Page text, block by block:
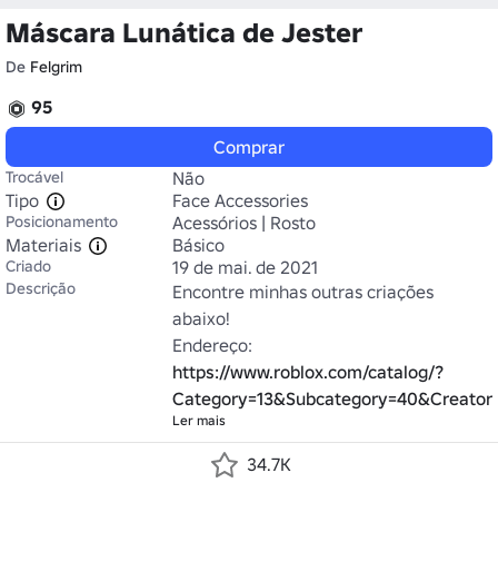
Máscara Lunática de Jester
De Felgrim
95
Comprar
Trocável
Não
Tipo
Face Accessories
Posicionamento
Acessórios | Rosto
Materiais
Básico
Criado 19 de mai. de 2021
Descrição
Encontre minhas outras criações
abaixo!
https://www.roblox.com/catalog/?
Ler mais
34.7K